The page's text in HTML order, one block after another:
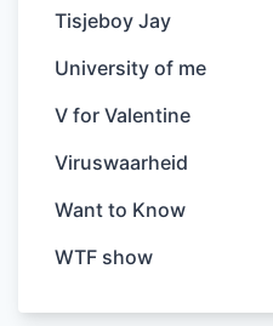
Tisjeboy Jay
University of me
V for Valentine
Viruswaarheid
Want to Know
WTF show